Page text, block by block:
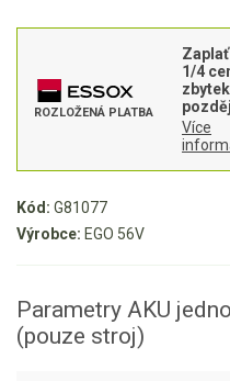
Aku pily
Elektrické pily
AKU zahradní
Aku křovinořezy a vyžínače
Aku pily
Kód: G81077
Výrobce: EGO 56V
ROZLOŽENÁ PLATBA
1/4
zbytek
Více
Parametry AKU
(pouze stroj)